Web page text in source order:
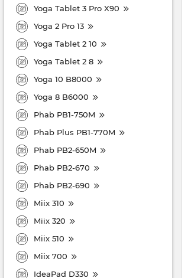
Yoga Tablet 3 Pro X90
Yoga 2 Pro 13
Yoga Tablet 2 10
Yoga Tablet 2 8
Yoga 10 B8000
Yoga 8 B6000
Phab PB1-750M
Phab Plus PB1-770M
Phab PB2-650M
Phab PB2-670
Phab PB2-690
Miix 310
Miix 320
Miix 510
Miix 700
IdeaPad D330